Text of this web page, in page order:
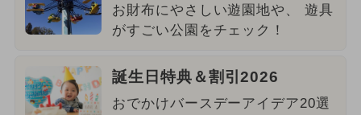
お財布にやさしい遊園地や、 遊具
がすごい公園をチェック！
誕生日特典＆割引2026
おでかけバースデーアイデア20選